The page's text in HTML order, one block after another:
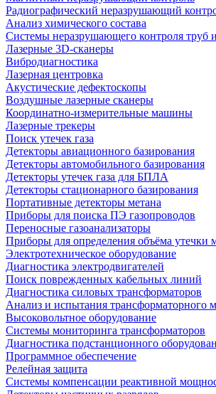
Радиографический неразрушающий
Анализ химического состава
Системы неразрушающего контроля труб
Лазерные 3D-сканеры
Вибродиагностика
Лазерная центровка
Акустические дефектоскопы
Воздушные лазерные сканеры
Координатно-измерительные машины
Лазерные трекеры
Поиск утечек газа
Детекторы авиационного базирования
Детекторы автомобильного базирования
Детекторы утечек газа для БПЛА
Детекторы стационарного базирования
Портативные детекторы метана
Приборы для поиска ПЭ газопроводов
Переносные газоанализаторы
Приборы для определения объёма утечки
Электротехническое оборудование
Диагностика электродвигателей
Поиск поврежденных кабельных линий
Диагностика силовых трансформаторов
Анализ и испытания трансформаторного
Высоковольтное оборудование
Системы мониторинга трансформаторов
Диагностика подстанционного
Программное обеспечение
Релейная защита
Системы компенсации реактивной